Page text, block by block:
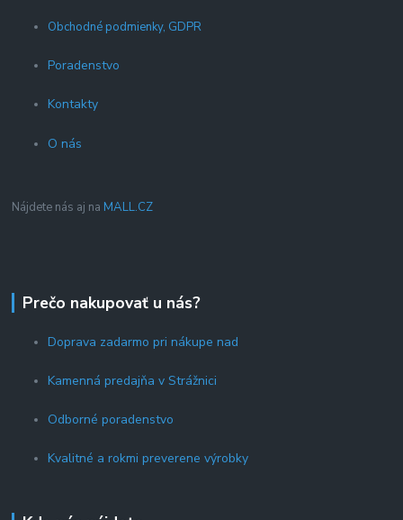
Obchodné podmienky, GDPR
Poradenstvo
Kontakty
O nás
Nájdete nás aj na MALL.CZ
Prečo nakupovať u nás?
Doprava zadarmo pri nákupe nad
Kamenná predajňa v Strážnici
Odborné poradenstvo
Kvalitné a rokmi preverene výrobky